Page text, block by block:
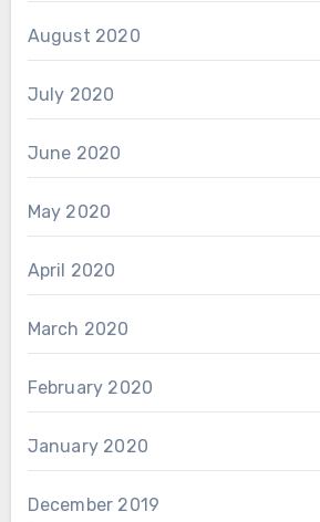
August 2020
July 2020
June 2020
May 2020
April 2020
March 2020
February 2020
January 2020
December 2019